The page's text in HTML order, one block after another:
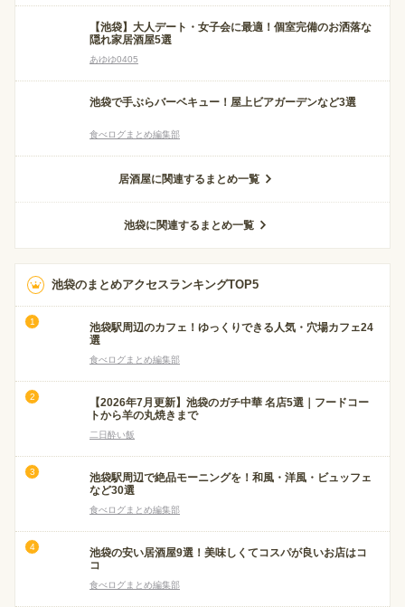
【池袋】大人デート・女子会に最適！個室完備のお洒落な
隠れ家居酒屋5選
あゆゆ0405
池袋で手ぶらバーベキュー！屋上ビアガーデンなど3選
食べログまとめ編集部
居酒屋に関連するまとめ一覧
池袋に関連するまとめ一覧
池袋のまとめアクセスランキングTOP5
池袋駅周辺のカフェ！ゆっくりできる人気・穴場カフェ24
選
食べログまとめ編集部
【2026年7月更新】池袋のガチ中華 名店5選｜フードコー
トから羊の丸焼きまで
二日酔い飯
池袋駅周辺で絶品モーニングを！和風・洋風・ビュッフェ
など30選
食べログまとめ編集部
池袋の安い居酒屋9選！美味しくてコスパが良いお店はコ
コ
食べログまとめ編集部